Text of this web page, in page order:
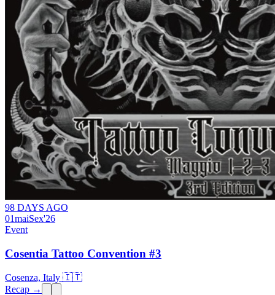
98 DAYS AGO
01maiSex'26
Event
Cosentia Tattoo Convention #3
Cosenza, Italy 🇮🇹
Recap →